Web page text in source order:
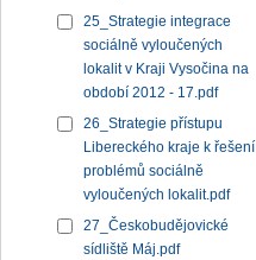
25_Strategie integrace
sociálně vyloučených
lokalit v Kraji Vysočina na
období 2012 - 17.pdf
26_Strategie přístupu
Libereckého kraje k řešení
problémů sociálně
vyloučených lokalit.pdf
27_Českobudějovické
sídliště Máj.pdf